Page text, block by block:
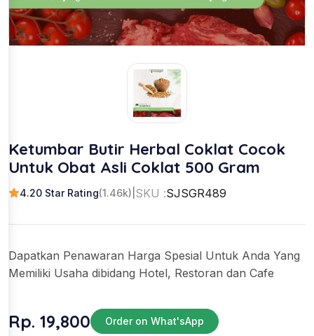
Ketumbar Butir Herbal Coklat Cocok
Untuk Obat Asli Coklat 500 Gram
4.20 Star Rating(1.46k) SKU :SJSGR489
Dapatkan Penawaran Harga Spesial Untuk Anda Yang
Memiliki Usaha dibidang Hotel, Restoran dan Cafe
Rp. 19,800 Order on What'sApp